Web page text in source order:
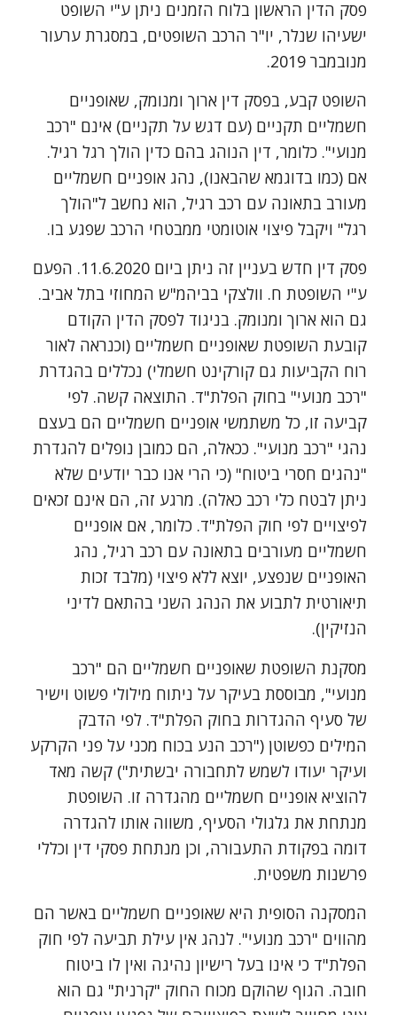
פסק הדין הראשון בלוח הזמנים ניתן ע"י השופט
ישעיהו שנלר, יו"ר הרכב השופטים, במסגרת ערעור
מנובמבר 2019.
השופט קבע, בפסק דין ארוך ומנומק, שאופניים
חשמליים תקניים (עם דגש על תקניים) אינם "רכב
מנועי". כלומר, דין הנוהג בהם כדין הולך רגל רגיל.
אם (כמו בדוגמא שהבאנו), נהג אופניים חשמליים
מעורב בתאונה עם רכב רגיל, הוא נחשב ל"הולך
רגל" ויקבל פיצוי אוטומטי ממבטחי הרכב שפגע בו.
פסק דין חדש בעניין זה ניתן ביום 11.6.2020. הפעם
ע"י השופטת ח. וולצקי בביהמ"ש המחוזי בתל אביב.
גם הוא ארוך ומנומק. בניגוד לפסק הדין הקודם
קובעת השופטת שאופניים חשמליים (וכנראה לאור
רוח הקביעות גם קורקינט חשמלי) נכללים בהגדרת
"רכב מנועי" בחוק הפלת"ד. התוצאה קשה. לפי
קביעה זו, כל משתמשי אופניים חשמליים הם בעצם
נהגי "רכב מנועי". ככאלה, הם כמובן נופלים להגדרת
"נהגים חסרי ביטוח" (כי הרי אנו כבר יודעים שלא
ניתן לבטח כלי רכב כאלה). מרגע זה, הם אינם זכאים
לפיצויים לפי חוק הפלת"ד. כלומר, אם אופניים
חשמליים מעורבים בתאונה עם רכב רגיל, נהג
האופניים שנפצע, יוצא ללא פיצוי (מלבד זכות
תיאורטית לתבוע את הנהג השני בהתאם לדיני
הנזיקין).
מסקנת השופטת שאופניים חשמליים הם "רכב
מנועי", מבוססת בעיקר על ניתוח מילולי פשוט וישיר
של סעיף ההגדרות בחוק הפלת"ד. לפי הדבק
המילים כפשוטן ("רכב הנע בכוח מכני על פני הקרקע
ועיקר יעודו לשמש לתחבורה יבשתית") קשה מאד
להוציא אופניים חשמליים מהגדרה זו. השופטת
מנתחת את גלגולי הסעיף, משווה אותו להגדרה
דומה בפקודת התעבורה, וכן מנתחת פסקי דין וכללי
פרשנות משפטית.
המסקנה הסופית היא שאופניים חשמליים באשר הם
מהווים "רכב מנועי". לנהג אין עילת תביעה לפי חוק
הפלת"ד כי אינו בעל רישיון נהיגה ואין לו ביטוח
חובה. הגוף שהוקם מכוח החוק "קרנית" גם הוא